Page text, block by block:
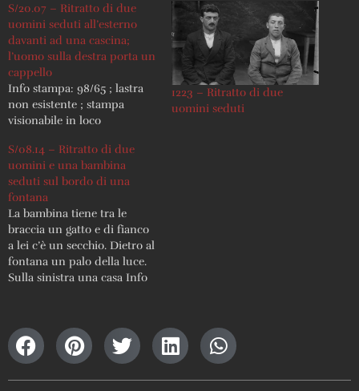
S/20.07 – Ritratto di due
uomini seduti all’esterno
davanti ad una cascina;
l’uomo sulla destra porta un
cappello
Info stampa: 98/65 ; lastra
non esistente ; stampa
visionabile in loco
1223 – Ritratto di due
uomini seduti
S/08.14 – Ritratto di due
uomini e una bambina
seduti sul bordo di una
fontana
La bambina tiene tra le
braccia un gatto e di fianco
a lei c’è un secchio. Dietro al
fontana un palo della luce.
Sulla sinistra una casa Info
visionabile in loco